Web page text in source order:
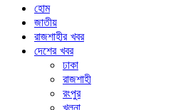
হোম
জাতীয়
রাজশাহীর খবর
দেশের খবর
ঢাকা
রাজশাহী
রংপুর
খুলনা